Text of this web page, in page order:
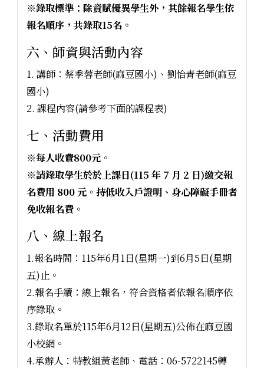
※錄取標準：除資賦優異學生外，其餘報名學生依
報名順序，共錄取15名。
六、師資與活動內容
1. 講師：蔡季蓉老師(麻豆國小)、劉怡青老師(麻豆
國小)
2. 課程內容(請參考下面的課程表)
七、活動費用
※每人收費800元。
※請錄取學生於於上課日(115 年 7 月 2 日)繳交報
名費用 800 元。持低收入戶證明、身心障礙手冊者
免收報名費。
八、線上報名
1.報名時間：115年6月1日(星期一)到6月5日(星期
五)止。
2.報名手續：線上報名，符合資格者依報名順序依
序錄取。
3.錄取名單於115年6月12日(星期五)公佈在麻豆國
小校網。
4.承辦人：特教組黃老師、電話：06-5722145轉